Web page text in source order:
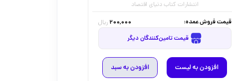
انتشارات کتاب دنیای اقتصاد
قیمت فروش عمده: 200,000 ریال
افزودن به لیست افزودن به سبد